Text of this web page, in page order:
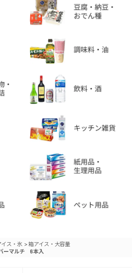
イス・氷 >箱アイス・大容量
ーマルチ 6本入